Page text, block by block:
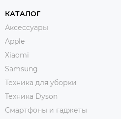
КАТАЛОГ
Аксессуары
Apple
Xiaomi
Samsung
Техника для уборки
Техника Dyson
Смартфоны и гаджеты